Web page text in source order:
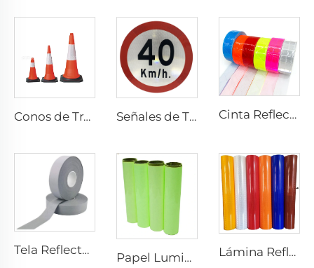
Conos de Tráfico Reflectantes Flexibles de PVC para Seguridad Vial en Oferta Señales de Tráfico Reflectantes Personalizadas de Precio Económico por Fábrica Cinta Reflectante de PVC con Diseño Cuadros, Tela Reflectante para Chaquetas, Prendas, Chalecos y Bolsos
Tela Reflectante Gris, Cinta Reflectante de Alta Luminosidad para Coser en Prendas, Chalecos y Chaquetas
Papel Luminiscente Adhesivo, Papel Autoluminiscente Adhesivo, Adhesivo Vinílico Fotoluminiscente para Decoración Lámina Reflectante Prismática para Señales de Tráfico, Vinilo Reflectante, Película Retroreflectante para Placas Señalizadoras